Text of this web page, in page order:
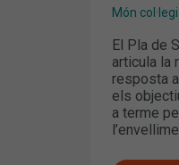
Món
El Pla de
articula la
resposta
els
a terme